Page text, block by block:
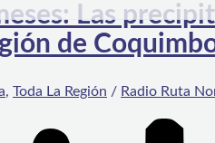
Las
de
, Toda La Región / Radio Ruta